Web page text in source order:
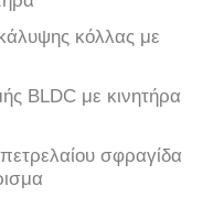
κόλλας με
BLDC με κινητήρα
σφραγίδα